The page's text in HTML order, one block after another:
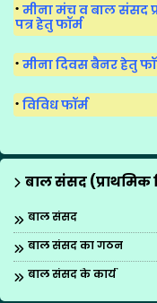
मीना मंच व बाल संसद
पत्र हेतु फॉर्म
मीना दिवस बैनर हेतु
विविध फॉर्म
बाल संसद (प्राथमिक
बाल संसद
बाल संसद का गठन
बाल संसद के कार्य